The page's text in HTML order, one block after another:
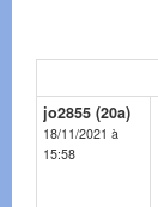
jo2855 (20a)
18/11/2021 à
15:58